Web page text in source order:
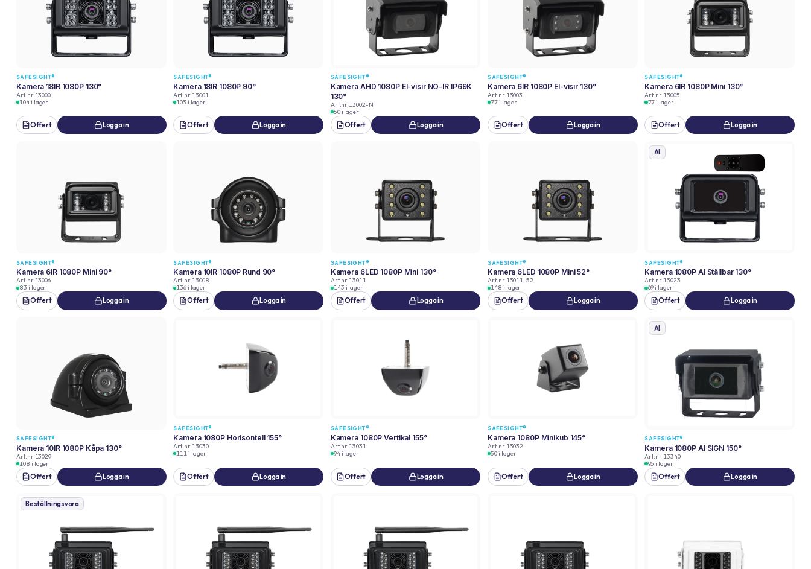
SAFESIGHT®
Kamera 18IR 1080P 130°
Art.nr 13000
104 i lager
Offert Logga in
SAFESIGHT®
Kamera 18IR 1080P 90°
Art.nr 13001
103 i lager
Offert Logga in
SAFESIGHT®
Kamera AHD 1080P El-visir NO-IR IP69K
130°
Art.nr 13002-N
50 i lager
Offert Logga in
SAFESIGHT®
Kamera 6IR 1080P El-visir 130°
Art.nr 13003
77 i lager
Offert Logga in
SAFESIGHT®
Kamera 6IR 1080P Mini 130°
Art.nr 13005
77 i lager
Offert Logga in
SAFESIGHT®
Kamera 6IR 1080P Mini 90°
Art.nr 13006
83 i lager
Offert Logga in
SAFESIGHT®
Kamera 10IR 1080P Rund 90°
Art.nr 13008
136 i lager
Offert Logga in
SAFESIGHT®
Kamera 6LED 1080P Mini 130°
Art.nr 13011
143 i lager
Offert Logga in
SAFESIGHT®
Kamera 6LED 1080P Mini 52°
Art.nr 13011-52
148 i lager
Offert Logga in
AI
SAFESIGHT®
Kamera 1080P AI Ställbar 130°
Art.nr 13023
69 i lager
Offert Logga in
SAFESIGHT®
Kamera 10IR 1080P Kåpa 130°
Art.nr 13029
108 i lager
Offert Logga in
SAFESIGHT®
Kamera 1080P Horisontell 155°
Art.nr 13030
111 i lager
Offert Logga in
SAFESIGHT®
Kamera 1080P Vertikal 155°
Art.nr 13031
94 i lager
Offert Logga in
SAFESIGHT®
Kamera 1080P Minikub 145°
Art.nr 13032
50 i lager
Offert Logga in
AI
SAFESIGHT®
Kamera 1080P AI SIGN 150°
Art.nr 13340
95 i lager
Offert Logga in
Beställningsvara